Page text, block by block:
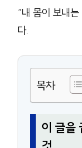
“내 몸이 보내
다.
목차
이 글을